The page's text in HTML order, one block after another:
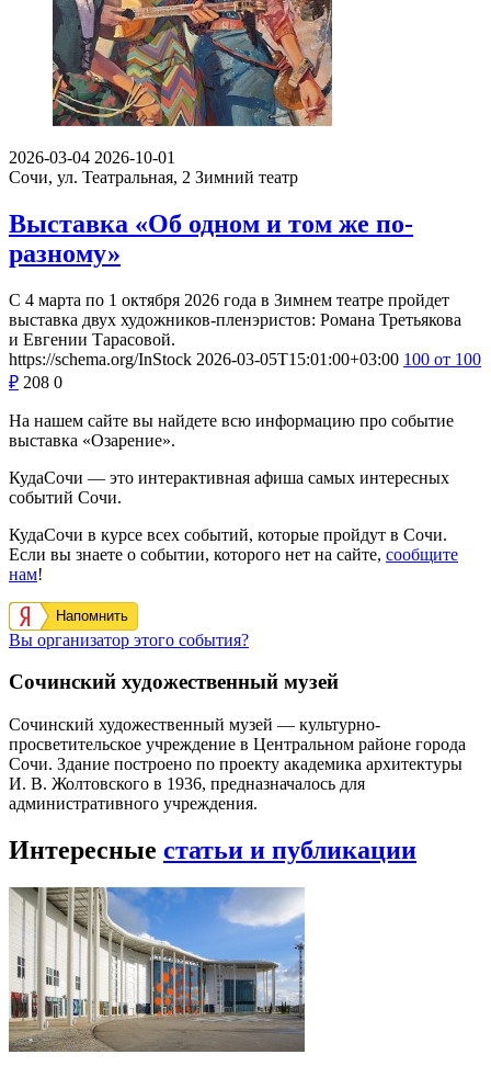
2026-03-04 2026-10-01
Сочи, ул. Театральная, 2 Зимний театр
Выставка «Об одном и том же по-
разному»
С 4 марта по 1 октября 2026 года в Зимнем театре пройдет
выставка двух художников-пленэристов: Романа Третьякова
и Евгении Тарасовой.
https://schema.org/InStock 2026-03-05T15:01:00+03:00 100 от 100
₽ 208 0
На нашем сайте вы найдете всю информацию про событие
выставка «Озарение».
КудаСочи — это интерактивная афиша самых интересных
событий Сочи.
КудаСочи в курсе всех событий, которые пройдут в Сочи.
Если вы знаете о событии, которого нет на сайте, сообщите
нам!
Напомнить
Вы организатор этого события?
Сочинский художественный музей
Сочинский художественный музей — культурно-
просветительское учреждение в Центральном районе города
Сочи. Здание построено по проекту академика архитектуры
И. В. Жолтовского в 1936, предназначалось для
административного учреждения.
Интересные статьи и публикации